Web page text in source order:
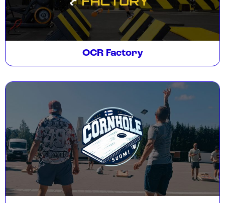
OCR Factory